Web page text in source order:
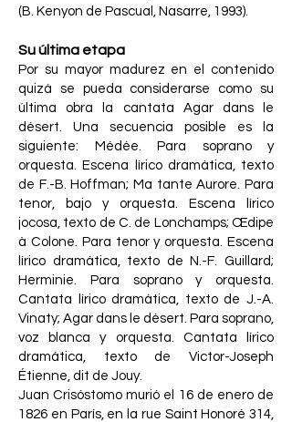
(B. Kenyon de Pascual, Nasarre, 1993).
Su última etapa
Por su mayor madurez en el contenido
quizá se pueda considerarse como su
última obra la cantata Agar dans le
désert. Una secuencia posible es la
siguiente: Médée. Para soprano y
orquesta. Escena lírico dramática, texto
de F.-B. Hoffman; Ma tante Aurore. Para
tenor, bajo y orquesta. Escena lírico
jocosa, texto de C. de Lonchamps; Œdipe
à Colone. Para tenor y orquesta. Escena
lírico dramática, texto de N.-F. Guillard;
Herminie. Para soprano y orquesta.
Cantata lírico dramática, texto de J.-A.
Vinaty; Agar dans le désert. Para soprano,
voz blanca y orquesta. Cantata lírico
dramática, texto de Victor-Joseph
Étienne, dit de Jouy.
Juan Crisóstomo murió el 16 de enero de
1826 en París, en la rue Saint Honoré 314,